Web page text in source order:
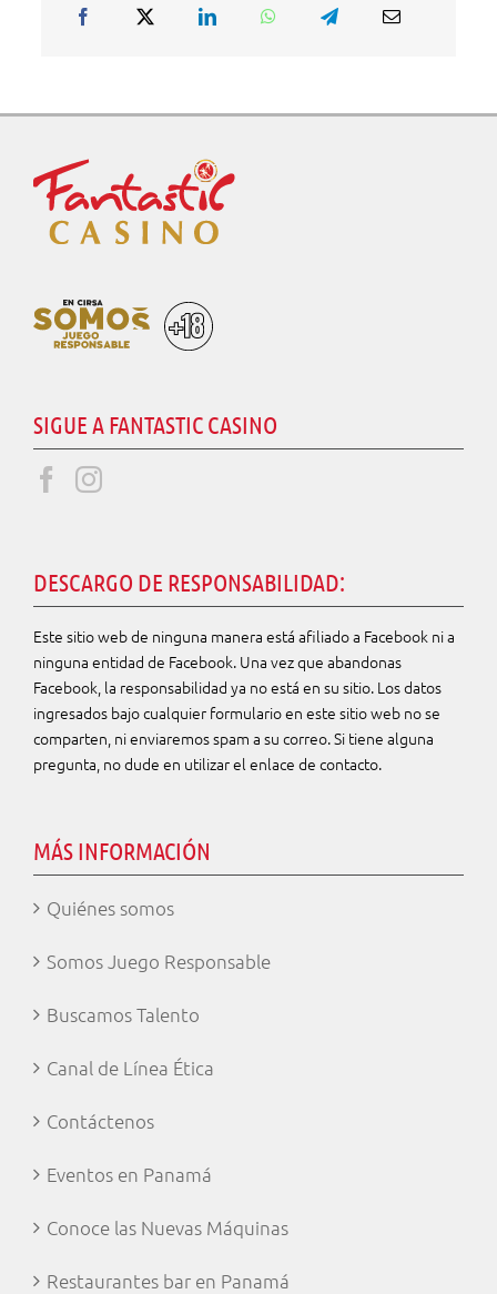
SIGUE A FANTASTIC CASINO
DESCARGO DE RESPONSABILIDAD:
Este sitio web de ninguna manera está afiliado a Facebook ni a
ninguna entidad de Facebook. Una vez que abandonas
Facebook, la responsabilidad ya no está en su sitio. Los datos
ingresados bajo cualquier formulario en este sitio web no se
comparten, nienviaremos spam a su correo.Si tiene alguna
pregunta, no dude en utilizar el enlace de contacto.
MÁS INFORMACIÓN
Quiénes somos
Somos Juego Responsable
Buscamos Talento
Canal de Línea Ética
Contáctenos
Eventos en Panamá
Conoce las Nuevas Máquinas
Restaurantes bar en Panamá